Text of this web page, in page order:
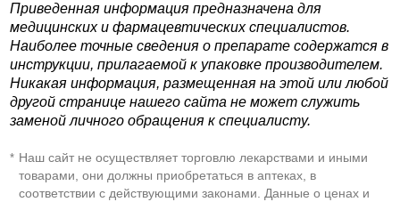
Приведенная информация предназначена для
медицинских и фармацевтических специалистов.
Наиболее точные сведения о препарате содержатся в
инструкции, прилагаемой к упаковке производителем.
Никакая информация, размещенная на этой или любой
другой странице нашего сайта не может служить
заменой личного обращения к специалисту.
* Наш сайт не осуществляет торговлю лекарствами и иными
товарами, они должны приобретаться в аптеках, в
соответствии с действующими законами. Данные о ценах и